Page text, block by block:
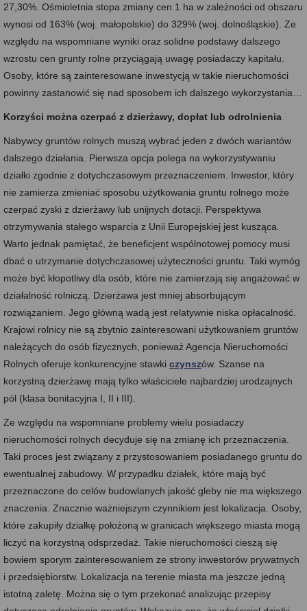
27,30%. Ośmioletnia stopa zmiany cen 1 ha w zależności od obszaru
wynosi od 163% (woj. małopolskie) do 329% (woj. dolnośląskie). Ze
względu na wspomniane wyniki oraz solidne podstawy dalszego
wzrostu cen grunty rolne przyciągają uwagę posiadaczy kapitału.
Osoby, które są zainteresowane inwestycją w takie nieruchomości
powinny zastanowić się nad sposobem ich dalszego wykorzystania…
Korzyści można czerpać z dzierżawy, dopłat lub odrolnienia
Nabywcy gruntów rolnych muszą wybrać jeden z dwóch wariantów
dalszego działania. Pierwsza opcja polega na wykorzystywaniu
działki zgodnie z dotychczasowym przeznaczeniem. Inwestor, który
nie zamierza zmieniać sposobu użytkowania gruntu rolnego może
czerpać zyski z dzierżawy lub unijnych dotacji. Perspektywa
otrzymywania stałego wsparcia z Unii Europejskiej jest kusząca.
Warto jednak pamiętać, że beneficjent wspólnotowej pomocy musi
dbać o utrzymanie dotychczasowej użyteczności gruntu. Taki wymóg
może być kłopotliwy dla osób, które nie zamierzają się angażować w
działalność rolniczą. Dzierżawa jest mniej absorbującym
rozwiązaniem. Jego główną wadą jest relatywnie niska opłacalność.
Krajowi rolnicy nie są zbytnio zainteresowani użytkowaniem gruntów
należących do osób fizycznych, ponieważ Agencja Nieruchomości
Rolnych oferuje konkurencyjne stawki czynszów. Szanse na
korzystną dzierżawę mają tylko właściciele najbardziej urodzajnych
pól (klasa bonitacyjna I, II i III).
Ze względu na wspomniane problemy wielu posiadaczy
nieruchomości rolnych decyduje się na zmianę ich przeznaczenia.
Taki proces jest związany z przystosowaniem posiadanego gruntu do
ewentualnej zabudowy. W przypadku działek, które mają być
przeznaczone do celów budowlanych jakość gleby nie ma większego
znaczenia. Znacznie ważniejszym czynnikiem jest lokalizacja. Osoby,
które zakupiły działkę położoną w granicach większego miasta mogą
liczyć na korzystną odsprzedaż. Takie nieruchomości cieszą się
bowiem sporym zainteresowaniem ze strony inwestorów prywatnych
i przedsiębiorstw. Lokalizacja na terenie miasta ma jeszcze jedną
istotną zaletę. Można się o tym przekonać analizując przepisy